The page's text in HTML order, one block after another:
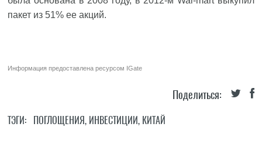
пакет из 51% ее акций.
Информация предоставлена ресурсом IGate
Поделиться:
ТЭГИ: ПОГЛОЩЕНИЯ, ИНВЕСТИЦИИ, КИТАЙ